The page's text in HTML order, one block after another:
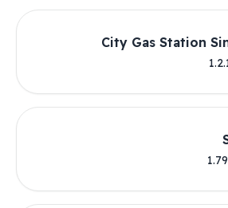
City Gas Station